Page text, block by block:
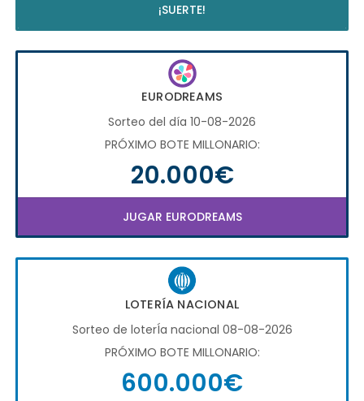
¡SUERTE!
EURODREAMS
Sorteo del día 10-08-2026
PRÓXIMO BOTE MILLONARIO:
20.000€
JUGAR EURODREAMS
LOTERÍA NACIONAL
Sorteo de loterÍa nacional 08-08-2026
PRÓXIMO BOTE MILLONARIO:
600.000€